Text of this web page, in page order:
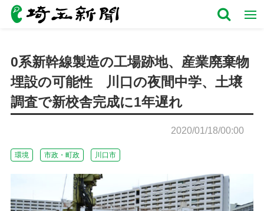
0系新幹線製造の工場跡地、産業廃棄物
埋設の可能性 川口の夜間中学、土壌
調査で新校舎完成に1年遅れ
2020/01/18/00:00
環境 市政・町政 川口市